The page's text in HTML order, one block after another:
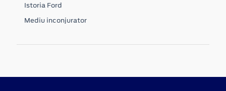
Istoria Ford
Mediu inconjurator